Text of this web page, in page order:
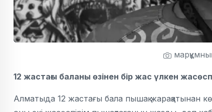
12 жастағы баланы өзінен бір жас үлкен
Алматыда 12 жастағы бала пышақ жарақатынан